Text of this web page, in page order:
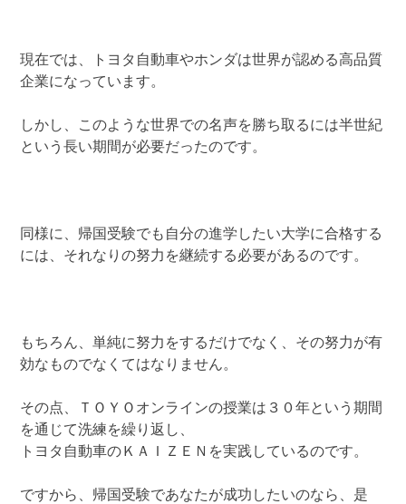
現在では、トヨタ自動車やホンダは世界が認める高品質
企業になっています。
しかし、このような世界での名声を勝ち取るには半世紀
という長い期間が必要だったのです。
同様に、帰国受験でも自分の進学したい大学に合格する
には、それなりの努力を継続する必要があるのです。
もちろん、単純に努力をするだけでなく、その努力が有
効なものでなくてはなりません。
その点、ＴＯＹＯオンラインの授業は３０年という期間
を通じて洗練を繰り返し、
トヨタ自動車のＫＡＩＺＥＮを実践しているのです。
ですから、帰国受験であなたが成功したいのなら、是